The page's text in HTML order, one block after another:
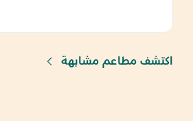
اكتشف مطاعم مشابهة